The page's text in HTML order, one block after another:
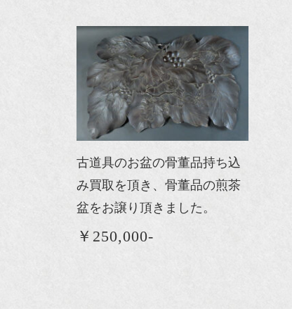
古道具のお盆の骨董品持ち込
み買取を頂き、骨董品の煎茶
盆をお譲り頂きました。
￥250,000-